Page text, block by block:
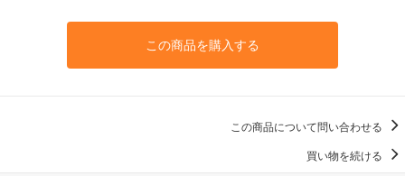
この商品を購入する
この商品について問い合わせる
買い物を続ける